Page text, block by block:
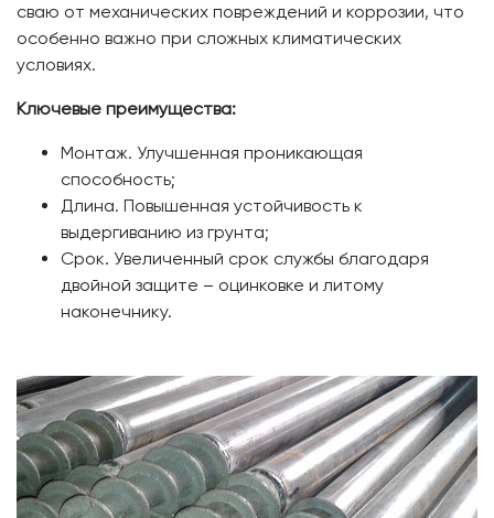
сваю от механических повреждений и коррозии, что
особенно важно при сложных климатических
условиях.
Ключевые преимущества:
Монтаж. Улучшенная проникающая
способность;
Длина. Повышенная устойчивость к
выдергиванию из грунта;
Срок. Увеличенный срок службы благодаря
двойной защите – оцинковке и литому
наконечнику.